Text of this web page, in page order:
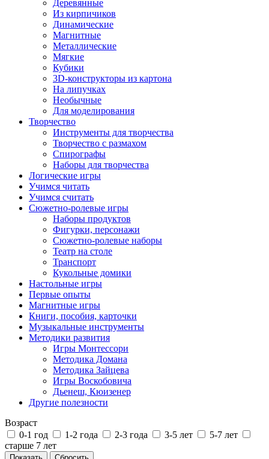
Деревянные
Из кирпичиков
Динамические
Магнитные
Металлические
Мягкие
Кубики
3D-конструкторы из картона
На липучках
Необычные
Для моделирования
Творчество
Инструменты для творчества
Творчество с размахом
Спирографы
Наборы для творчества
Логические игры
Учимся читать
Учимся считать
Сюжетно-ролевые игры
Наборы продуктов
Фигурки, персонажи
Сюжетно-ролевые наборы
Театр на столе
Транспорт
Кукольные домики
Настольные игры
Первые опыты
Магнитные игры
Книги, пособия, карточки
Музыкальные инструменты
Методики развития
Игры Монтессори
Методика Домана
Методика Зайцева
Игры Воскобовича
Дьенеш, Кюизенер
Другие полезности
Возраст
0-1 год
1-2 года 2-3 года 3-5 лет
5-7 лет
старше 7 лет